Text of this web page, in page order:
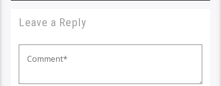
Leave a Reply